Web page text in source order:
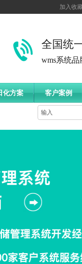
加入收
全国统
wms系统
化方案 客户案例